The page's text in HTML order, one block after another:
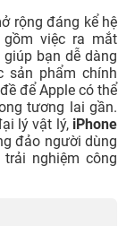
rộng đáng kể hệ
việc ra mắt
bạn dễ dàng
sản phẩm chính
để Apple có thể
tương lai gần.
lý vật lý, iPhone
đảo người dùng
nghiệm công